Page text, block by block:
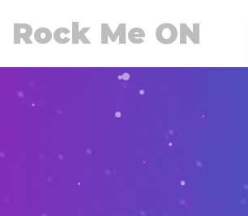
Rock Me ON